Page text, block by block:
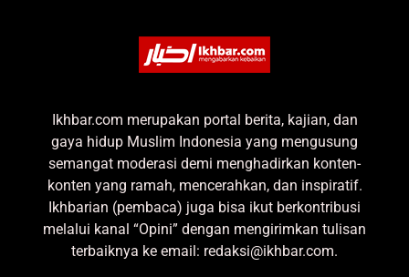
Ikhbar.com merupakan portal berita, kajian, dan
gaya hidup Muslim Indonesia yang mengusung
semangat moderasi demi menghadirkan konten-
konten yang ramah, mencerahkan, dan inspiratif.
Ikhbarian (pembaca) juga bisa ikut berkontribusi
melalui kanal “Opini” dengan mengirimkan tulisan
terbaiknya ke email: redaksi@ikhbar.com.